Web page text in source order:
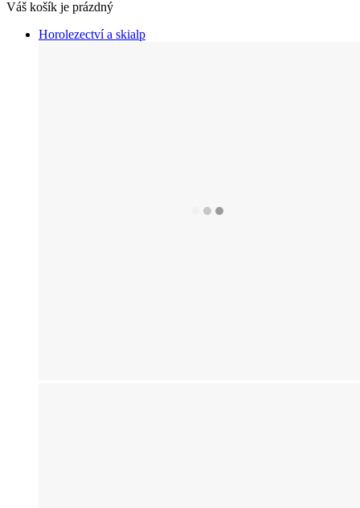
Váš košík je prázdný
Horolezectví a skialp